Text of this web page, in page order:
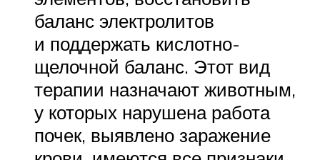
баланс электролитов
и поддержать кислотно-
щелочной баланс. Этот вид
терапии назначают животным,
у которых нарушена работа
почек, выявлено заражение